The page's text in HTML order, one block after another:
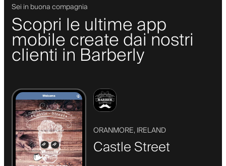
Sei in buona compagnia
Scopri le ultime app
mobile create dai nostri
clienti in Barberly
ORANMORE, IRELAND
Castle Street